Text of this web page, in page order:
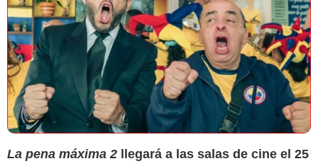
La pena máxima 2
llegará a las salas de cine el 25